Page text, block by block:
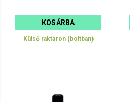
KOSÁRBA
Külső raktáron (boltban)